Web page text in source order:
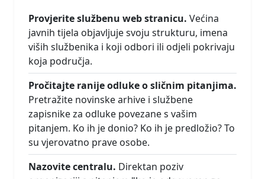
Provjerite službenu web stranicu. Većina
javnih tijela objavljuje svoju strukturu, imena
viših službenika i koji odbori ili odjeli pokrivaju
koja područja.
Pročitajte ranije odluke o sličnim pitanjima.
Pretražite novinske arhive i službene
zapisnike za odluke povezane s vašim
pitanjem. Ko ih je donio? Ko ih je predložio? To
su vjerovatno prave osobe.
Nazovite centralu. Direktan poziv